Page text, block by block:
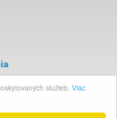
služieb. Viac